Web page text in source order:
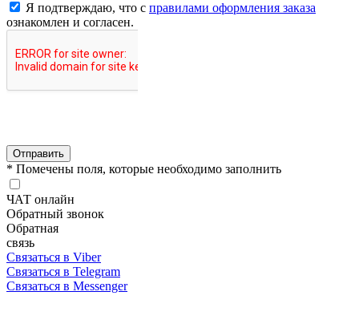
Я подтверждаю, что с правилами оформления заказа
ознакомлен и согласен.
Отправить
* Помечены поля, которые необходимо заполнить
ЧАТ онлайн
Обратный звонок
Обратная
связь
Связаться в Viber
Связаться в Telegram
Связаться в Messenger